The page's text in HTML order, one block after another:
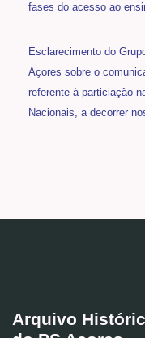
fases do acesso ao
Esclarecimento do
Açores sobre o
referente à particiação
Nacionais, a decorrer
Arquivo